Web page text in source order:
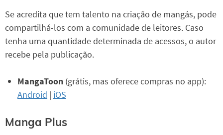
Se acredita que tem talento na criação de mangás, pode
compartilhá-los com a comunidade de leitores. Caso
tenha uma quantidade determinada de acessos, o autor
recebe pela publicação.
MangaToon (grátis, mas oferece compras no app):
Android | iOS
Manga Plus